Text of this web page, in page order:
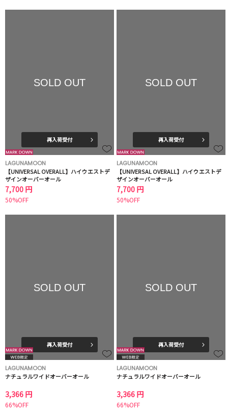
SOLD OUT
再入荷受付
LAGUNAMOON
【UNIVERSAL OVERALL】ハイウエストデ
ザインオーバーオール
7,700 円
50%OFF
SOLD OUT
再入荷受付
LAGUNAMOON
【UNIVERSAL OVERALL】ハイウエストデ
ザインオーバーオール
7,700 円
50%OFF
SOLD OUT
再入荷受付
LAGUNAMOON
ナチュラルワイドオーバーオール
3,366 円
66%OFF
SOLD OUT
再入荷受付
LAGUNAMOON
ナチュラルワイドオーバーオール
3,366 円
66%OFF